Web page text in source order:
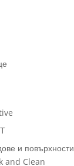
и повърхности
and Clean